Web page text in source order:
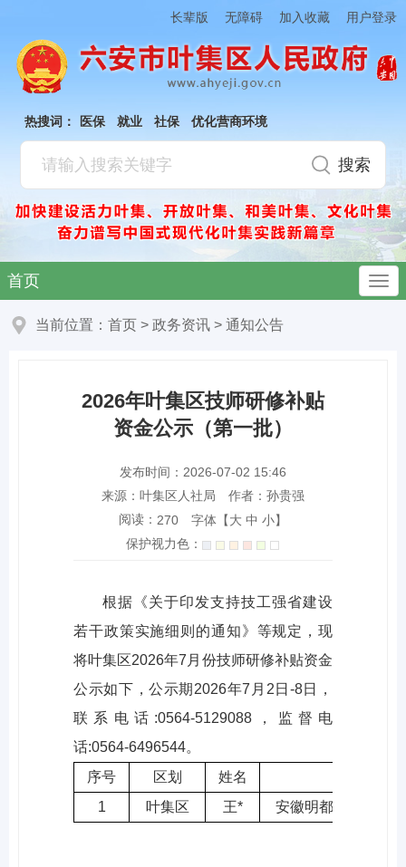
长辈版 无障碍 加入收藏 用户登录
热搜词： 医保 就业 社保 优化营商环境
首页
当前位置： 首页 > 政务资讯 > 通知公告
2026年叶集区技师研修补贴
资金公示（第一批）
发布时间：2026-07-02 15:46
来源：叶集区人社局
作者：孙贵强
阅读： 270 字体【大 中 小】
保护视力色：
根据《关于印发支持技工强省建设
若干政策实施细则的通知》等规定，现
将叶集区2026年7月份技师研修补贴资金
公示如下，公示期2026年7月2日-8日，
联系电话:0564-5129088，监督电
话:0564-6496544。
序号
区划 姓名
1
叶集区 王* 安徽明都能源建设